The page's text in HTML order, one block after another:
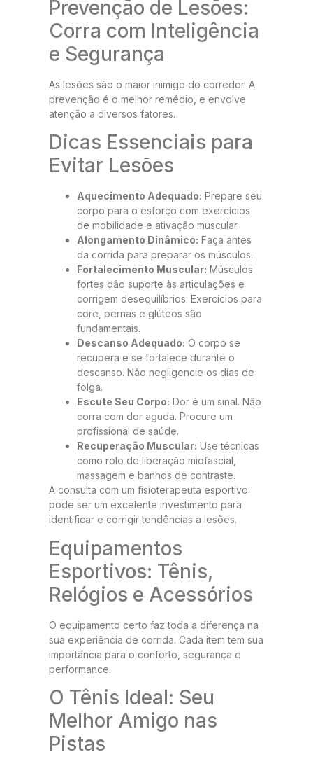
Prevenção de Lesões:
Corra com Inteligência
e Segurança
As lesões são o maior inimigo do corredor. A
prevenção é o melhor remédio, e envolve
atenção a diversos fatores.
Dicas Essenciais para
Evitar Lesões
Aquecimento Adequado: Prepare seu
corpo para o esforço com exercícios
de mobilidade e ativação muscular.
Alongamento Dinâmico: Faça antes
da corrida para preparar os músculos.
Fortalecimento Muscular: Músculos
fortes dão suporte às articulações e
corrigem desequilíbrios. Exercícios para
core, pernas e glúteos são
fundamentais.
Descanso Adequado: O corpo se
recupera e se fortalece durante o
descanso. Não negligencie os dias de
folga.
Escute Seu Corpo: Dor é um sinal. Não
corra com dor aguda. Procure um
profissional de saúde.
Recuperação Muscular: Use técnicas
como rolo de liberação miofascial,
massagem e banhos de contraste.
A consulta com um fisioterapeuta esportivo
pode ser um excelente investimento para
identificar e corrigir tendências a lesões.
Equipamentos
Esportivos: Tênis,
Relógios e Acessórios
O equipamento certo faz toda a diferença na
sua experiência de corrida. Cada item tem sua
importância para o conforto, segurança e
performance.
O Tênis Ideal: Seu
Melhor Amigo nas
Pistas